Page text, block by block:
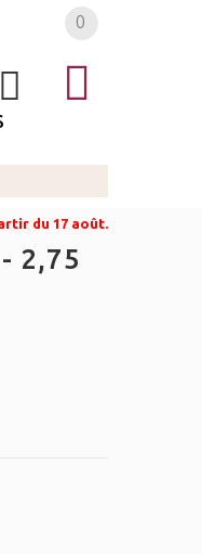
0
du 17 août.
2,75